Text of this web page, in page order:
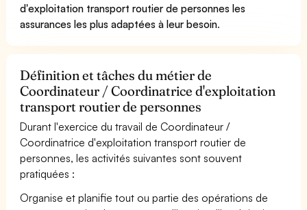
d'exploitation transport routier de personnes les
assurances les plus adaptées à leur besoin.
Définition et tâches du métier de
Coordinateur / Coordinatrice d'exploitation
transport routier de personnes
Durant l'exercice du travail de Coordinateur /
Coordinatrice d'exploitation transport routier de
personnes, les activités suivantes sont souvent
pratiquées :
Organise et planifie tout ou partie des opérations de